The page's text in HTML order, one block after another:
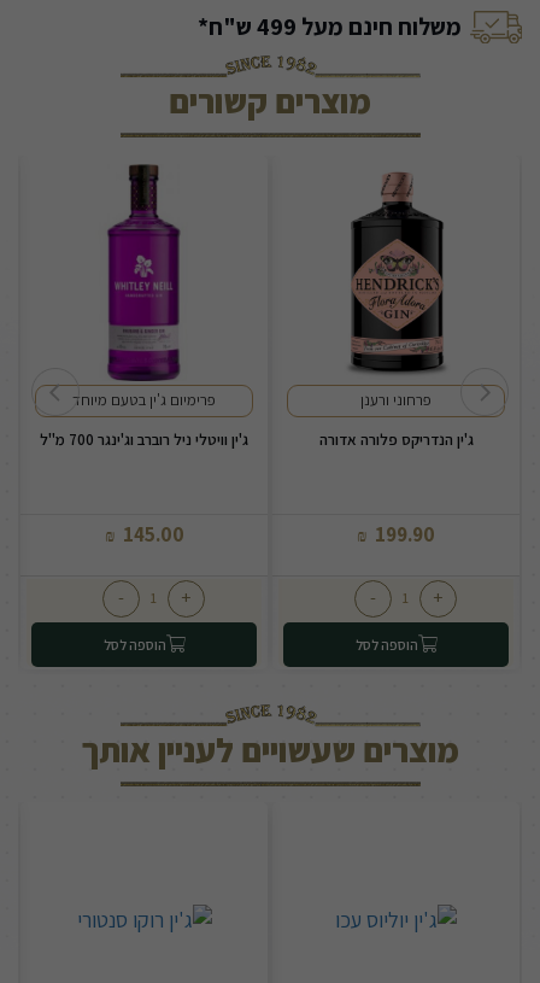
משלוח חינם מעל 499 ש"ח*
מוצרים קשורים
פרחוני ורענן
ג'ין הנדריקס פלורה אדורה
199.90
₪
+
-
הוספה לסל
פרימיום ג'ין בטעם מיוחד
ג'ין וויטלי ניל רוברב וג'ינגר 700 מ"ל
145.00
₪
+
-
הוספה לסל
מוצרים שעשויים לעניין אותך